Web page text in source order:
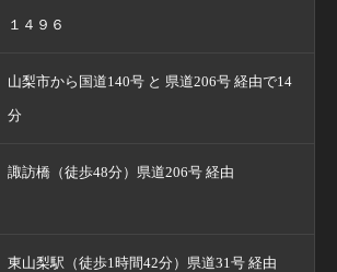
１４９６
山梨市から国道140号 と 県道206号 経由で14
分
諏訪橋（徒歩48分）県道206号 経由
東山梨駅（徒歩1時間42分）県道31号 経由